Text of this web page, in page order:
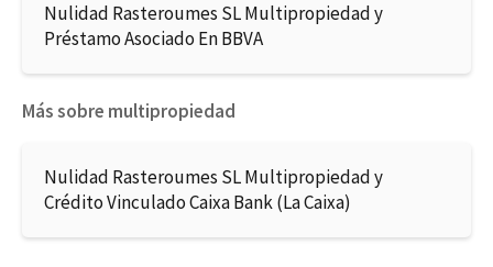
Nulidad Rasteroumes SL Multipropiedad y
Préstamo Asociado En BBVA
Más sobre multipropiedad
Nulidad Rasteroumes SL Multipropiedad y
Crédito Vinculado Caixa Bank (La Caixa)